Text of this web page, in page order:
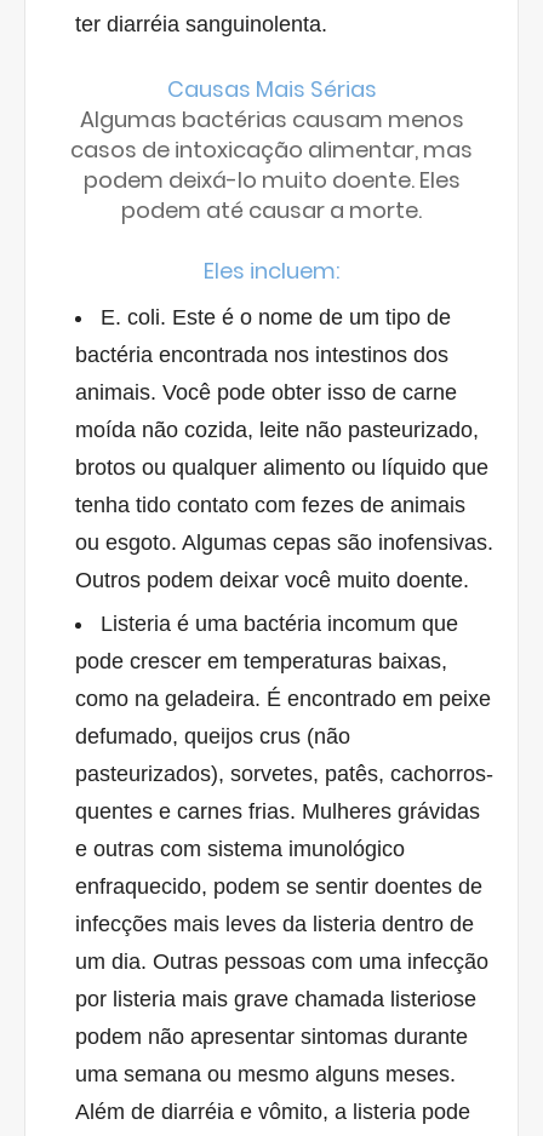
ter diarréia sanguinolenta.
Causas Mais Sérias
Algumas bactérias causam menos
casos de intoxicação alimentar, mas
podem deixá-lo muito doente. Eles
podem até causar a morte.
Eles incluem:
E. coli. Este é o nome de um tipo de
bactéria encontrada nos intestinos dos
animais. Você pode obter isso de carne
moída não cozida, leite não pasteurizado,
brotos ou qualquer alimento ou líquido que
tenha tido contato com fezes de animais
ou esgoto. Algumas cepas são inofensivas.
Outros podem deixar você muito doente.
Listeria é uma bactéria incomum que
pode crescer em temperaturas baixas,
como na geladeira. É encontrado em peixe
defumado, queijos crus (não
pasteurizados), sorvetes, patês, cachorros-
quentes e carnes frias. Mulheres grávidas
e outras com sistema imunológico
enfraquecido, podem se sentir doentes de
infecções mais leves da listeria dentro de
um dia. Outras pessoas com uma infecção
por listeria mais grave chamada listeriose
podem não apresentar sintomas durante
uma semana ou mesmo alguns meses.
Além de diarréia e vômito, a listeria pode